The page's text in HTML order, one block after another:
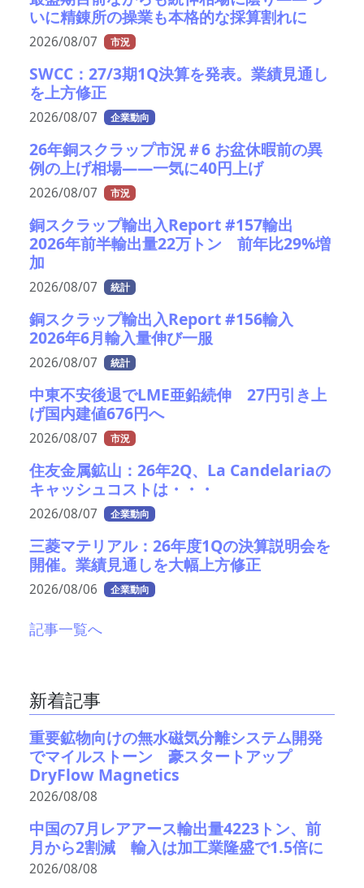
いに精錬所の操業も本格的な採算割れに
2026/08/07 市況
SWCC：27/3期1Q決算を発表。業績見通し
を上方修正
2026/08/07 企業動向
26年銅スクラップ市況＃6 お盆休暇前の異
例の上げ相場――一気に40円上げ
2026/08/07 市況
銅スクラップ輸出入Report #157輸出
2026年前半輸出量22万トン 前年比29%増
加
2026/08/07 統計
銅スクラップ輸出入Report #156輸入
2026年6月輸入量伸び一服
2026/08/07 統計
中東不安後退でLME亜鉛続伸 27円引き上
げ国内建値676円へ
2026/08/07 市況
住友金属鉱山：26年2Q、La Candelariaの
キャッシュコストは・・・
2026/08/07 企業動向
三菱マテリアル：26年度1Qの決算説明会を
開催。業績見通しを大幅上方修正
2026/08/06 企業動向
記事一覧へ
新着記事
重要鉱物向けの無水磁気分離システム開発
でマイルストーン 豪スタートアップ
DryFlow Magnetics
2026/08/08
中国の7月レアアース輸出量4223トン、前
月から2割減 輸入は加工業隆盛で1.5倍に
2026/08/08